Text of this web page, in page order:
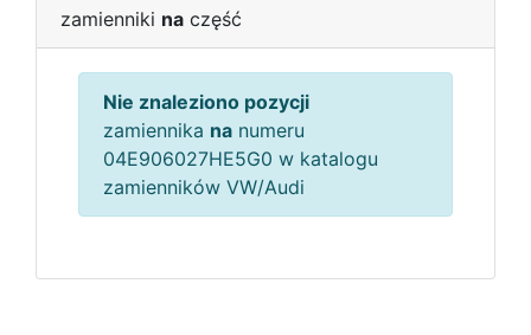
zamienniki na część
Nie znaleziono pozycji
zamiennika na numeru
04E906027HE5G0 w katalogu
zamienników VW/Audi